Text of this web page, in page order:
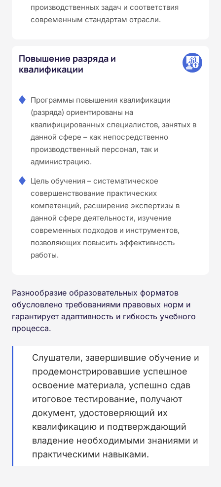
производственных задач и соответствия
современным стандартам отрасли.
Повышение разряда и
квалификации
Программы повышения квалификации
(разряда) ориентированы на
квалифицированных специалистов, занятых в
данной сфере – как непосредственно
производственный персонал, так и
администрацию.
Цель обучения – систематическое
совершенствование практических
компетенций, расширение экспертизы в
данной сфере деятельности, изучение
современных подходов и инструментов,
позволяющих повысить эффективность
работы.
Разнообразие образовательных форматов
обусловлено требованиями правовых норм и
гарантирует адаптивность и гибкость учебного
процесса.
Слушатели, завершившие обучение и
продемонстрировавшие успешное
освоение материала, успешно сдав
итоговое тестирование, получают
документ, удостоверяющий их
квалификацию и подтверждающий
владение необходимыми знаниями и
практическими навыками.